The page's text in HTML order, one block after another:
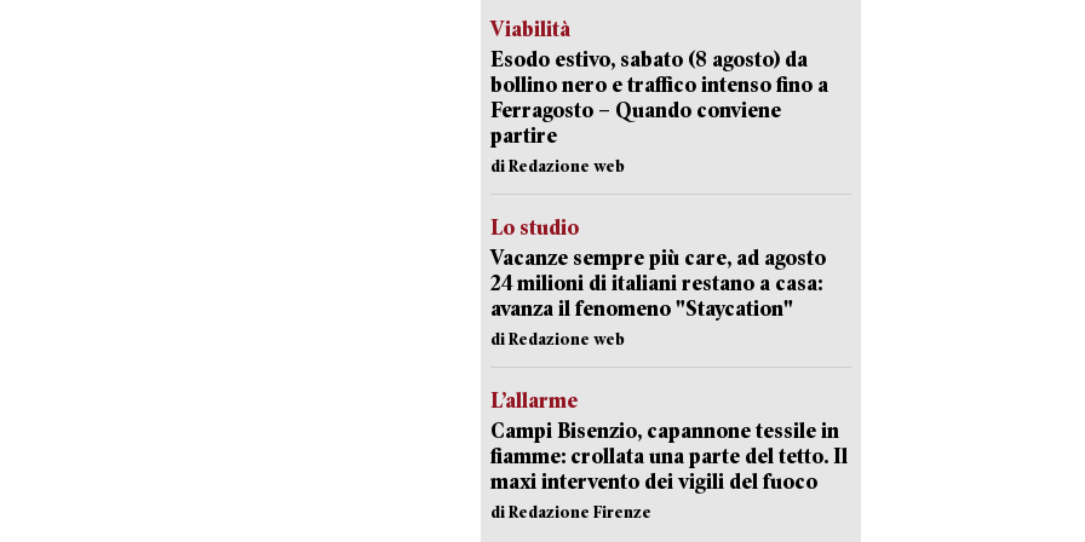
Viabilità
Esodo estivo, sabato (8 agosto) da
bollino nero e traffico intenso fino a
Ferragosto – Quando conviene
partire
di Redazione web
Lo studio
Vacanze sempre più care, ad agosto
24 milioni di italiani restano a casa:
avanza il fenomeno "Staycation"
di Redazione web
L’allarme
Campi Bisenzio, capannone tessile in
fiamme: crollata una parte del tetto. Il
maxi intervento dei vigili del fuoco
di Redazione Firenze